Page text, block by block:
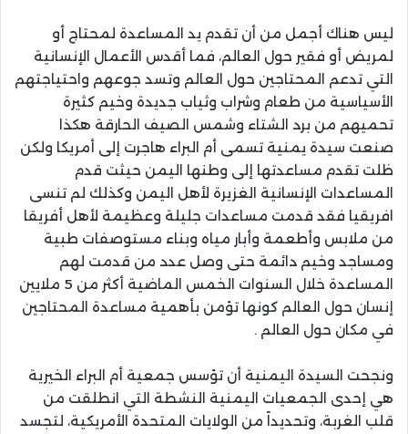
ليس هناك أجمل من أن تقدم يد المساعدة لمحتاج أو
لمريض أو فقير حول العالم، فما أقدس الأعمال الإنسانية
التي تدعم المحتاجين حول العالم وتسد جوعهم واحتياجتهم
الأسياسية من طعام وشراب وثياب جديدة وخيم كثيرة
تحميهم من برد الشتاء وشمس الصيف الحارقة هكذا
صنعت سيدة يمنية تسمى أم البراء هاجرت إلى أمريكا ولكن
ظلت تقدم مساعدتها إلى وطنها اليمن حيثت قدم
المساعدات الإنسانية الغزيرة لأهل اليمن وكذلك لم تنسى
افريقيا فقد قدمت مساعدات جليلة وعظيمة لأهل أفريقا
من ملابس وأطعمة وأبار مياه وبناء مستوصفات طبية
ومساجد وخيم دائمة حتى وصل عدد من قدمت لهم
المساعدة خلال السنوات الخمس الماضية أكثر من 5 ملايين
إنسان حول العالم كونها تؤمن بأهمية مساعدة المحتاجين
في مكان حول العالم .
ونجحت السيدة اليمنية أن تؤسس جمعية أم البراء الخيرية
هي إحدى الجمعيات اليمنية النشطة التي انطلقت من
قلب الغربة، وتحديداً من الولايات المتحدة الأمريكية، لتجسد